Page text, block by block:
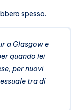
spesso.
a Glasgow e
quando lei
per nuovi
tra di